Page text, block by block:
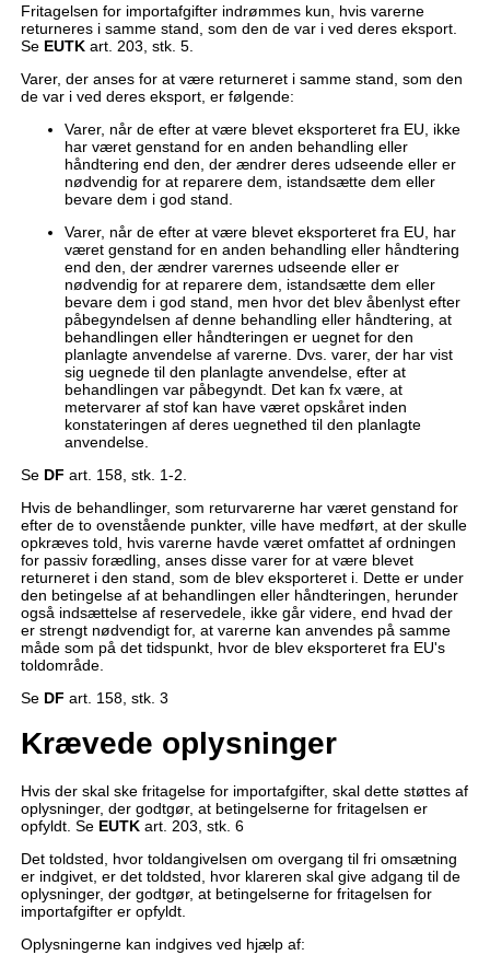
Fritagelsen for importafgifter indrømmes kun, hvis varerne
returneres i samme stand, som den de var i ved deres eksport.
Se EUTKart. 203, stk. 5.
Varer, der anses for at være returneret i samme stand, som den
de var i ved deres eksport, er følgende:
Varer, når de efter at være blevet eksporteret fra EU, ikke
har været genstand for en anden behandling eller
håndtering end den, der ændrer deres udseende eller er
nødvendig for at reparere dem, istandsætte dem eller
bevare dem i god stand.
Varer, når de efter at være blevet eksporteret fra EU, har
været genstand for en anden behandling eller håndtering
end den, der ændrer varernes udseende eller er
nødvendig for at reparere dem, istandsætte dem eller
bevare dem i god stand, men hvor det blev åbenlyst efter
påbegyndelsen af denne behandling eller håndtering, at
behandlingen eller håndteringen er uegnet for den
planlagte anvendelse af varerne. Dvs. varer, der har vist
sig uegnede til den planlagte anvendelse, efter at
behandlingen var påbegyndt. Det kan fx være, at
metervarer af stof kan have været opskåret inden
konstateringen af deres uegnethed til den planlagte
anvendelse.
Se DF art. 158, stk. 1-2.
Hvis de behandlinger, som returvarerne har været genstand for
efter de to ovenstående punkter, ville have medført, at der skulle
opkræves told, hvis varerne havde været omfattet af ordningen
for passiv forædling, anses disse varer for at være blevet
returneret i den stand, som de blev eksporteret i. Dette er under
den betingelse af at behandlingen eller håndteringen, herunder
også indsættelse af reservedele, ikke går videre, end hvad der
er strengt nødvendigt for, at varerne kan anvendes på samme
måde som på det tidspunkt, hvor de blev eksporteret fra EU's
toldområde.
Se DF art. 158, stk. 3
Krævede oplysninger
Hvis der skal ske fritagelse for importafgifter, skal dette støttes af
oplysninger, der godtgør, at betingelserne for fritagelsen er
opfyldt. Se EUTKart. 203, stk. 6
Det toldsted, hvor toldangivelsen om overgang til fri omsætning
er indgivet, er det toldsted, hvor klareren skal give adgang til de
oplysninger, der godtgør, at betingelserne for fritagelsen for
importafgifter er opfyldt.
Oplysningerne kan indgives ved hjælp af: